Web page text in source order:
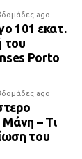
ago
101 εκατ.
του
Porto
ago
– Τι
του